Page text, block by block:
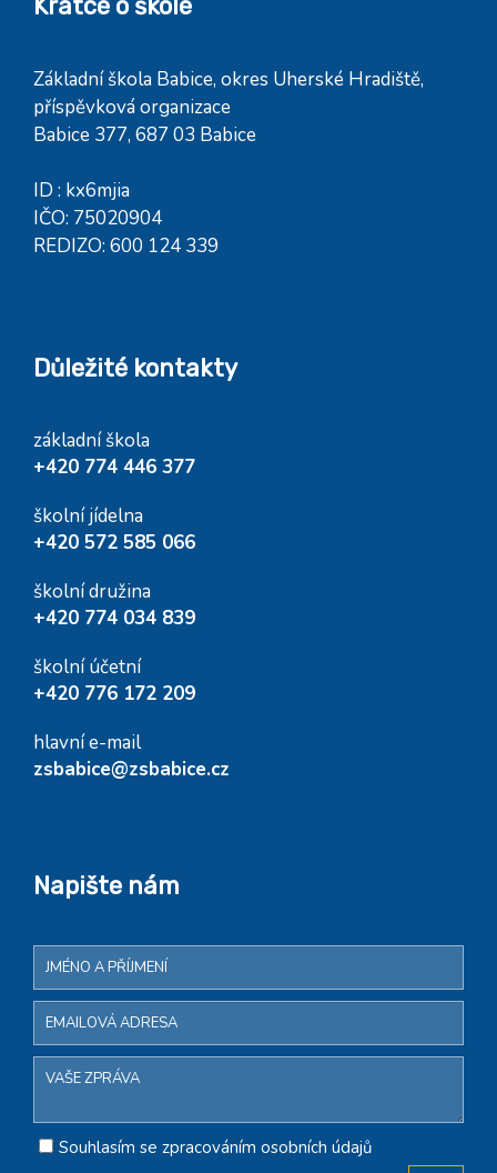
Krátce o škole
Základní škola Babice, okres Uherské Hradiště,
příspěvková organizace
Babice 377, 687 03 Babice
ID : kx6mjia
IČO: 75020904
REDIZO: 600 124 339
Důležité kontakty
základní škola
+420 774 446 377
školní jídelna
+420 572 585 066
školní družina
+420 774 034 839
školní účetní
+420 776 172 209
hlavní e-mail
zsbabice@zsbabice.cz
Napište nám
Souhlasím se zpracováním osobních údajů